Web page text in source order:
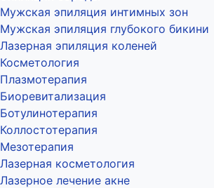
Мужская эпиляция интимных зон
Мужская эпиляция глубокого бикини
Лазерная эпиляция коленей
Косметология
Плазмотерапия
Биоревитализация
Ботулинотерапия
Коллостотерапия
Мезотерапия
Лазерная косметология
Лазерное лечение акне